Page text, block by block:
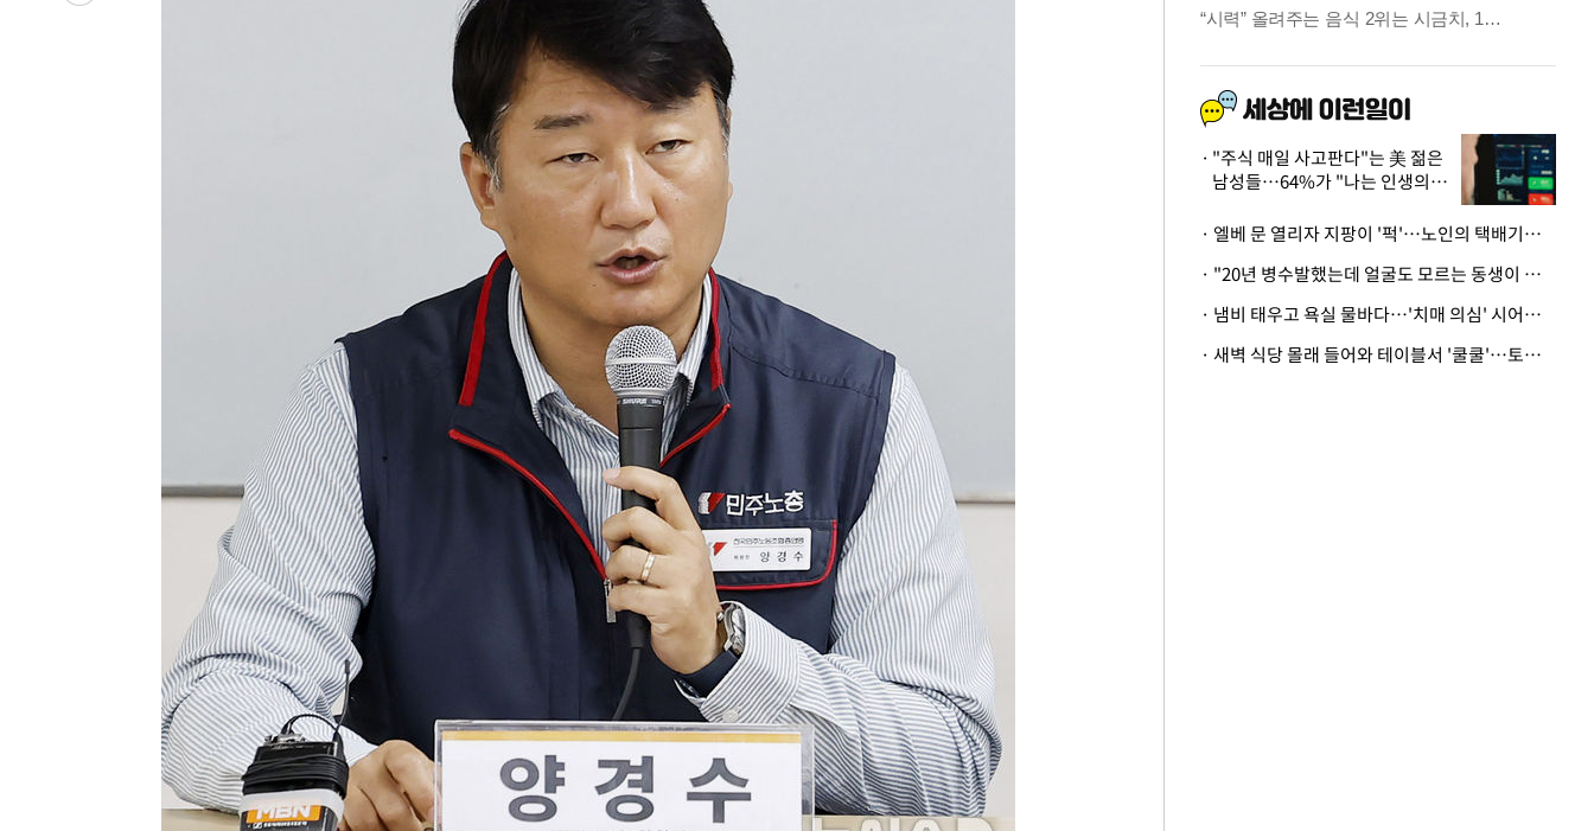
"주식 매일 사고판다"는 美 젊은
남성들…64%가 "나는 인생의
· 엘베 문 열리자 지팡이 '퍽'…노인의 택배기사 폭행 이유
· "20년 병수발했는데 얼굴도 모르는 동생이 유산 절반을"…배다른 형제 상속권 있을까
· 냄비 태우고 욕실 물바다…'치매 의심' 시어머니 검사 권유했다가 '날벼락'
· 새벽 식당 몰래 들어와 테이블서 '쿨쿨'…토사물 남기고 사라진 남성